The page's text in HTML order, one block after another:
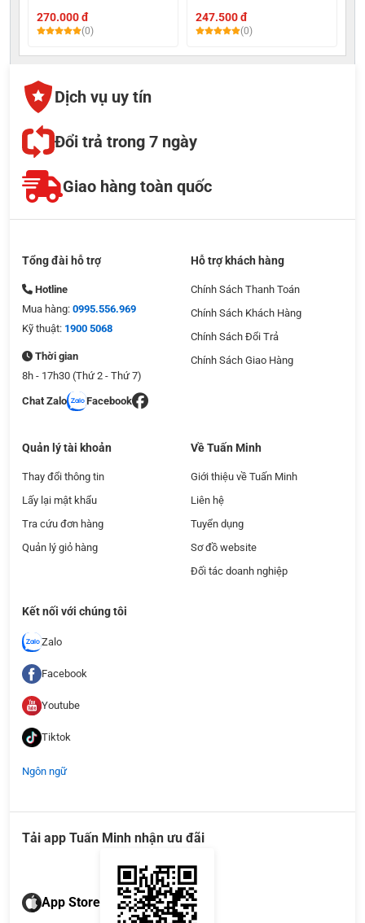
270.000 đ
(0)
247.500 đ
(0)
Dịch vụ uy tín
Đổi trả trong 7 ngày
Giao hàng toàn quốc
Tổng đài hỗ trợ
Hotline
Mua hàng: 0995.556.969
Kỹ thuật: 1900 5068
Thời gian
8h - 17h30 (Thứ 2 - Thứ 7)
Chat Zalo Facebook
Hỗ trợ khách hàng
Chính Sách Thanh Toán
Chính Sách Khách Hàng
Chính Sách Đổi Trả
Chính Sách Giao Hàng
Quản lý tài khoản
Thay đổi thông tin
Lấy lại mật khẩu
Tra cứu đơn hàng
Quản lý giỏ hàng
Về Tuấn Minh
Giới thiệu về Tuấn Minh
Liên hệ
Tuyển dụng
Sơ đồ website
Đối tác doanh nghiệp
Kết nối với chúng tôi
Zalo
Facebook
Youtube
Tiktok
Ngôn ngữ
Tải app Tuấn Minh nhận ưu đãi
App Store